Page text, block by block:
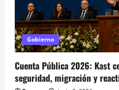
Gobierno
Cuenta Pública 2026: Kast
seguridad, migración y